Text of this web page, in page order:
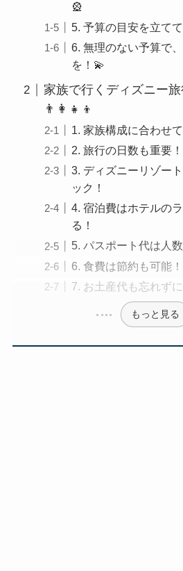
🎡
5. 予算の目安を立て
6. 無理のない予算で
を！💫
家族で行くディズニー旅
👨‍👩‍👧‍👦
1. 家族構成に合わせ
2. 旅行の日数も重要！
3. ディズニーリゾー
ック！
4. 宿泊費はホテルの
る！
5. パスポート代は人数
6. 食費は節約も可能！
7. お土産代も忘れずに
もっと見る